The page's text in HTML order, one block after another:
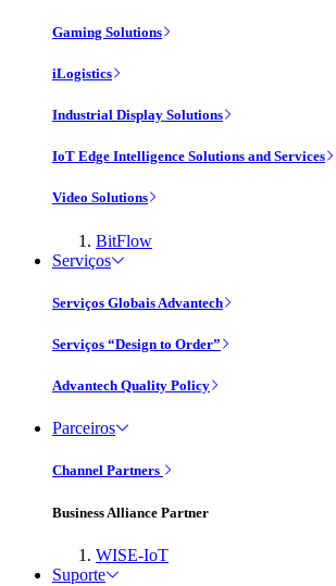
Gaming Solutions
iLogistics
Industrial Display Solutions
IoT Edge Intelligence Solutions and Services
Video Solutions
BitFlow
Serviços
Serviços Globais Advantech
Serviços “Design to Order”
Advantech Quality Policy
Parceiros
Channel Partners
Business Alliance Partner
WISE-IoT
Suporte